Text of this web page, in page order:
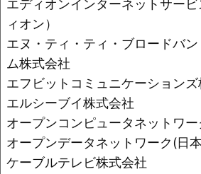
エディオンインターネットサー
ィオン）
エヌ・ティ・ティ・ブロードバ
ム株式会社
エフビットコミュニケーション
エルシーブイ株式会社
オープンコンピュータネットワー
オープンデータネットワーク(日
ケーブルテレビ株式会社